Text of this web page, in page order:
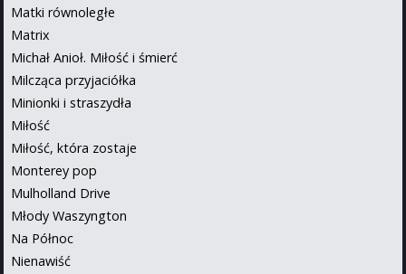
Matki równoległe
Matrix
Michał Anioł. Miłość i śmierć
Milcząca przyjaciółka
Minionki i straszydła
Miłość
Miłość, która zostaje
Monterey pop
Mulholland Drive
Młody Waszyngton
Na Północ
Nienawiść